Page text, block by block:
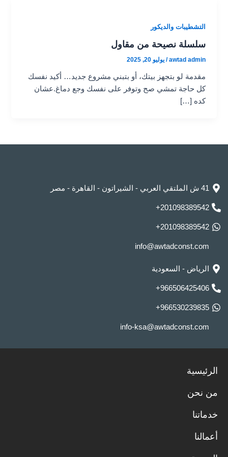
التشطيبات والديكور
سلسلة نصيحة من مقاول
awtad admin
/يوليو 20, 2025
مقدمة لو بتجهز بيتك، أو بتبني مشروع جديد… أكيد نفسك
كل حاجة تمشي صح وتوفر على نفسك وجع دماغ.عشان
كده […]
41 ش الملتقي العربي - الشيراتون - القاهرة - مصر
201098389542+
201098389542+
info@awtadconst.com
الرياض - السعودية
966506425406+
966530239835+
info-ksa@awtadconst.com
الرئيسية
من نحن
خدماتنا
أعمالنا